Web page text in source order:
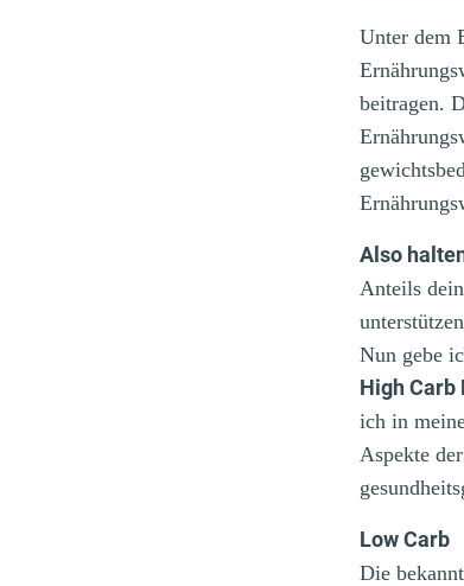
Unter dem
beitragen.
Also
Anteils
Nun gebe
High Carb
ich in
Aspekte
Low Carb
Die